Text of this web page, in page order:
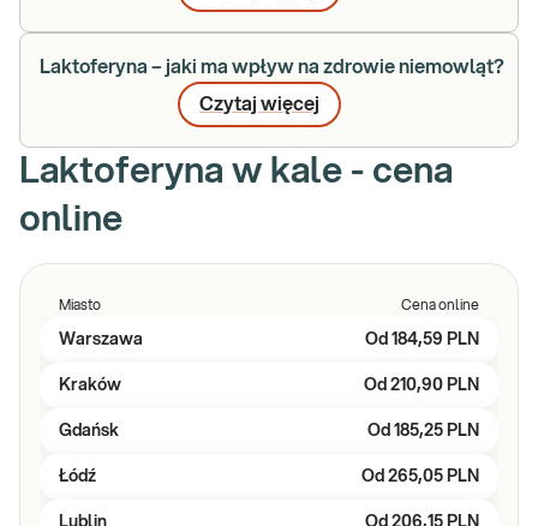
Laktoferyna – jaki ma wpływ na zdrowie niemowląt?
Czytaj więcej
Laktoferyna w kale - cena
online
Miasto Cena online
Warszawa Od 184,59 PLN
Kraków Od 210,90 PLN
Gdańsk Od 185,25 PLN
Łódź Od 265,05 PLN
Lublin Od 206,15 PLN